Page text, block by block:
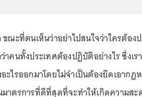
ณะที่ตนเห็นว่าอย่าไปสนใจว่าใครต้อง
าคนทั้งประเทศต้องปฏิบัติอย่างไร ซึ่งเร
ะไรออกมาโดยไม่จำเป็นต้องยึดเอาก
มาตรการที่ดีที่สุดที่จะทำให้เกิดความส